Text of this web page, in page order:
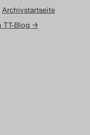
Archivstartseite
TT-Blog →